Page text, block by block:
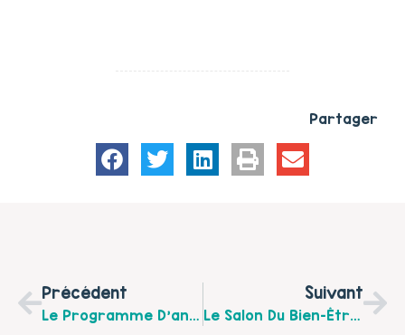
Partager
Précédent
Le Programme D’animation Du Mois De Février 2022 De “La Maison Des Faiseurs” À Groffliers
Suivant
Le Salon Du Bien-Être Du Bébé Se Tiendra Le Jeudi 3 Mars De 14 H À 18 H À La Salle Sagot De Fruges